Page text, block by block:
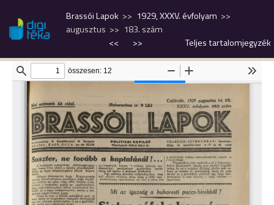
Brassói Lapok
1929, XXXV. évfolyam
augusztus
183. szám
<<
>> Teljes tartalomjegyzék